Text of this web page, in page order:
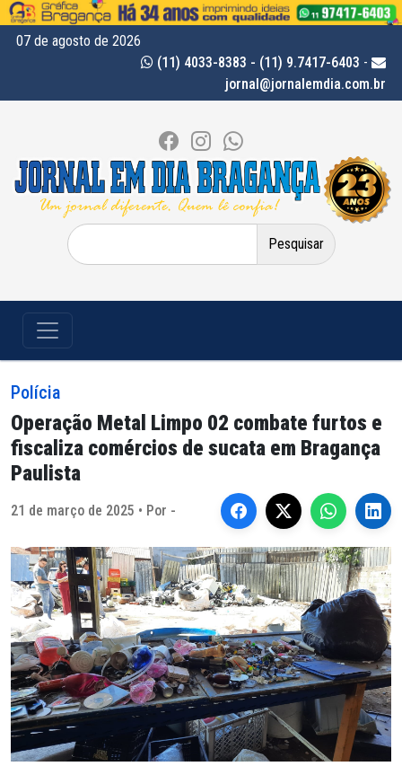
07 de agosto de 2026
(11) 4033-8383 - (11) 9.7417-6403 -
jornal@jornalemdia.com.br
Pesquisar
por:
Polícia
Operação Metal Limpo 02 combate furtos e
fiscaliza comércios de sucata em Bragança
Paulista
21 de março de 2025 • Por -